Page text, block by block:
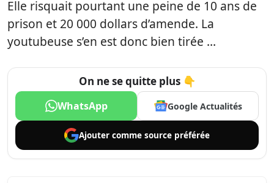
Elle risquait pourtant une peine de 10 ans de
prison et 20 000 dollars d’amende. La
youtubeuse s’en est donc bien tirée …
On ne se quitte plus 👇
WhatsApp Google Actualités
Ajouter comme source préférée